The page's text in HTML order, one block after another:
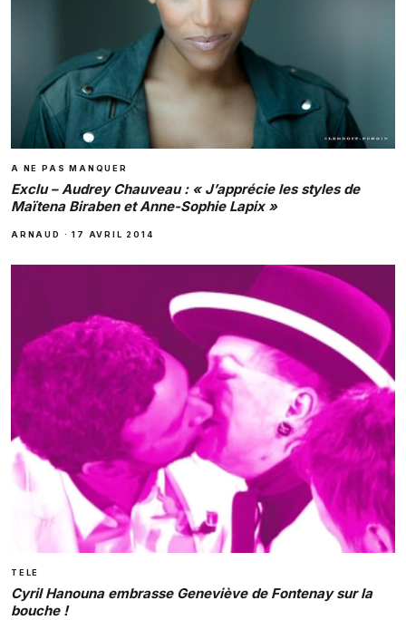
A NE PAS MANQUER
Exclu – Audrey Chauveau : « J’apprécie les styles de
Maïtena Biraben et Anne-Sophie Lapix »
ARNAUD ·17 AVRIL 2014
TELE
Cyril Hanouna embrasse Geneviève de Fontenay sur la
bouche !